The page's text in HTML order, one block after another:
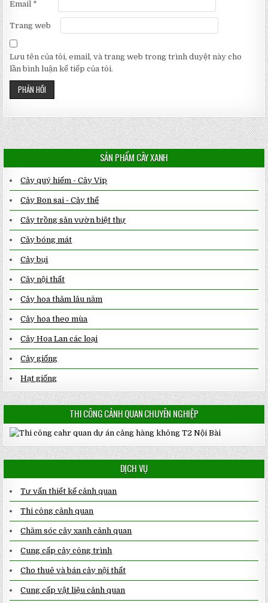
Email *
Trang web
Lưu tên của tôi, email, và trang web trong trình duyệt này cho
lần bình luận kế tiếp của tôi.
SẢN PHẨM CÂY XANH
Cây quý hiếm - Cây Vip
Cây Bon sai - Cây thế
Cây trồng sân vườn biệt thự
Cây bóng mát
Cây bụi
Cây nội thất
Cây hoa thảm lâu năm
Cây hoa theo mùa
Cây Hoa Lan các loại
Cây giống
Hạt giống
THI CÔNG CẢNH QUAN CHUYÊN NGHIỆP
DỊCH VỤ
Tư vấn thiết kế cảnh quan
Thi công cảnh quan
Chăm sóc cây xanh cảnh quan
Cung cấp cây công trình
Cho thuê và bán cây nội thất
Cung cấp vật liệu cảnh quan